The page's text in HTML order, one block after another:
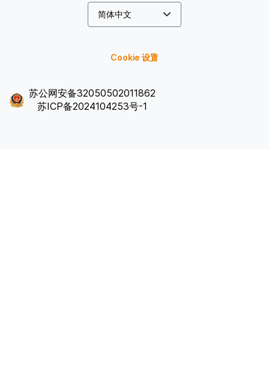
Cookie 设置
苏公网安备32050502011862
苏ICP备2024104253号-1